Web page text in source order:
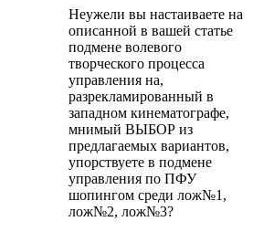
Неужели вы настаиваете на
описанной в вашей статье
подмене волевого
творческого процесса
управления на,
разрекламированный в
западном кинематографе,
мнимый ВЫБОР из
предлагаемых вариантов,
упорствуете в подмене
управления по ПФУ
шопингом среди лож№1,
лож№2, лож№3?